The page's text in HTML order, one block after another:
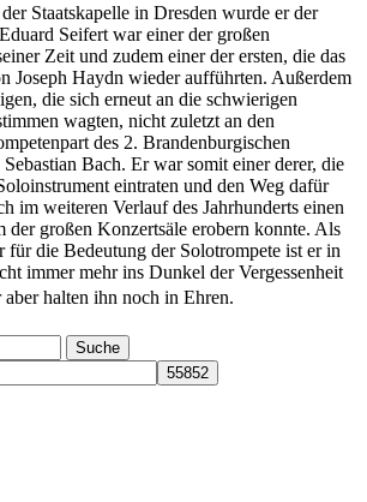
Staatskapelle in Dresden wurde er der
Seifert war einer der großen
Zeit und zudem einer der ersten, die das
Joseph Haydn wieder aufführten. Außerdem
die sich erneut an die schwierigen
wagten, nicht zuletzt an den
des 2. Brandenburgischen
Bach. Er war somit einer derer, die
eintraten und den Weg dafür
im weiteren Verlauf des Jahrhunderts einen
der großen Konzertsäle erobern konnte. Als
die Bedeutung der Solotrompete ist er in
immer mehr ins Dunkel der Vergessenheit
aber halten ihn noch in Ehren.